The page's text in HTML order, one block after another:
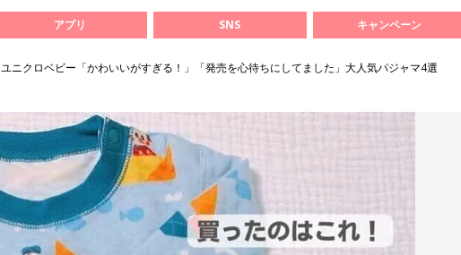
アプリ SNS キャンペーン
ユニクロベビー「かわいいがすぎる！」「発売を心待ちにしてました」大人気パジャマ4選